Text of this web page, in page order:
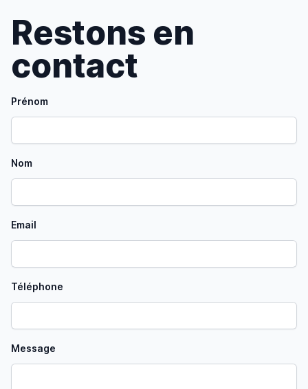
Restons en
contact
Prénom
Nom
Email
Téléphone
Message